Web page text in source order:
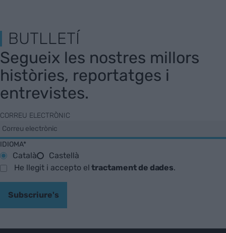
BUTLLETÍ
Segueix les nostres millors
històries, reportatges i
entrevistes.
CORREU ELECTRÒNIC
IDIOMA*
Català
Castellà
He llegit i accepto eltractament de dades.
Subscriure's